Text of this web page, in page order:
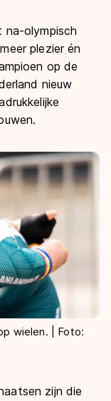
na-olympisch
plezier én
op de
nieuw
wielen. | Foto:
zijn die